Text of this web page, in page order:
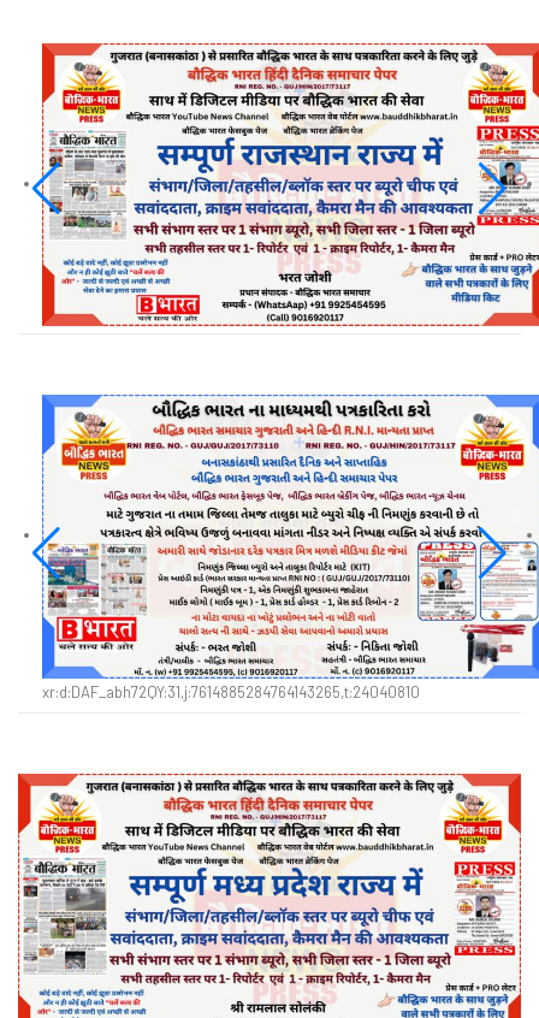
xr:d:DAF_abh72QY:31,j:7614885284764143265,t:24040810